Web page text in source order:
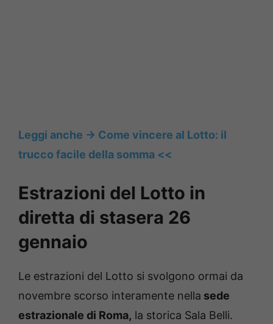
Leggi anche -> Come vincere al Lotto: il
trucco facile della somma <<
Estrazioni del Lotto in
diretta di stasera 26
gennaio
Le estrazioni del Lotto si svolgono ormai da
novembre scorso interamente nella sede
estrazionale di Roma, la storica Sala Belli.